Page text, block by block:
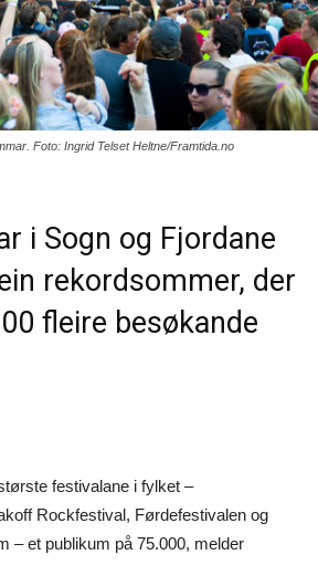
Foto: Ingrid Telset Heltne/Framtida.no
i Sogn og Fjordane
rekordsommer, der
fleire besøkande
festivalane i fylket –
Rockfestival, Førdefestivalen og
– et publikum på 75.000, melder